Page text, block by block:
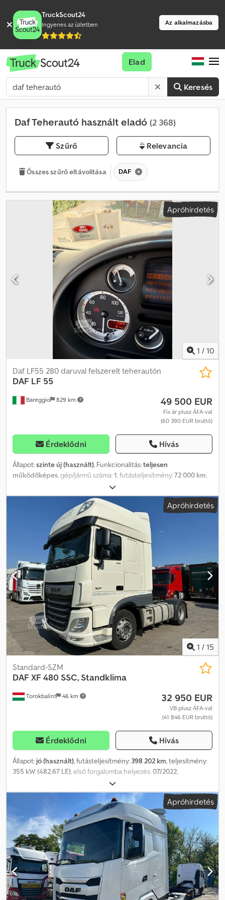
TruckScout24
Ingyenes az üzletben Az alkalmazásba
Keresés
Elad
Daf Teherautó használt eladó (2 368)
Szűrő Relevancia
Összes szűrő eltávolítása DAF
Apróhirdetés
1 / 10
Bareggio 829 km
Daf LF55 280 daruval felszerelt teherautón
DAF LF 55
49 500 EUR
Fix ár plusz ÁFA-val
(60 390 EUR bruttó)
Érdeklődni Hívás
Állapot:szinte új (használt), Funkcionalitás:teljesen
működőképes, gép/jármű száma:1, futásteljesítmény:72 000 km,
11/2012, üzemanyagtípus:
maximális teherbírás:9 000 kg, össztömeg:16 000 kg,
gumiabroncs állapota:90 százalék, tengelyelrendezés:2 tengely,
dízel, kibocsátási osztály: Euro 5, felfüggesztés:
, ülések száma:3, Gyártási év:2012, üzemórák:
Felszereltség:ABS, AdBlue, Bluetooth, daru, differenciálzár,
elektromosan állítható tükör, fedélzeti számítógép, ködlámpák,
központi zár, légkondicionálás, légterelő, légzsák, teljes
szervizelési előélet, tempomat
, DAF LF 55 FA EEV MTT 160 280
LE-s teherautó. Használt, 2012.11.13-án forgalomba helyezett, kb. 72
000 km-t futott, Euro 5-ös, 3 üléses fülkével, PM 8523 LC típusú
daruval szerelve (három hidraulikus kinyúló karral, hosszú és rövid
hatótávolsággal). 4,2 m hosszú, fix felépítmény. Teljes hossza 6780
mm. Hasznos teherbírása 9500 kg. Crsdjzphcvjpfx Anzef Nagyon
kevés üzemórával rendelkező jármű. Ár, áfa nélkül.
Apróhirdetés
1 / 15
Torokbalint 46 km
Standard-SZM
DAF XF 480 SSC, Standklima
32 950 EUR
VB plusz ÁFA-val
(41 846 EUR bruttó)
Érdeklődni Hívás
Állapot: jó (használt), futásteljesítmény: 398 202 km, teljesítmény:
355 kW (482,67 LE) , első forgalomba helyezés:07/2022
, tengelyelrendezés:
szín:fehér, vezetőfülke:alvófülke, hajtástípus:automata,
, Gyártási év:2022 , Felszereltség:ABS,
AdBlue, EBS (Elektronikus fékrendszer), elektromos
ablakemelő, fedélzeti számítógép, hűtőszekrény, koromszűrő,
ködlámpák, központi zár, légkondicionálás, = További
lehetőségek és tartozékok = - Alumínium üzemanyagtartály -
Laprugós felfüggesztés - Klímaberendezés - Légrugós
felfüggesztés - Légrugós ülések - Részecskeszűrő - Rádió/CD-
lejátszó - Alvókabin - Napellenző - Szerszámtároló =
Megjegyzések = DAF XF480 SSC, standard, fehér színű, 202 km,
XLRTEH4300G409098, állóhelyzeti klíma = További információk =
Apróhirdetés